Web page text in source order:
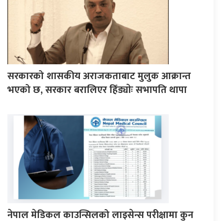
सरकारको शासकीय अराजकताबाट मुलुक आक्रान्त
भएको छ, सरकार बरालिएर हिँड्याेः सभापति थापा
नेपाल मेडिकल काउन्सिलको लाइसेन्स परीक्षामा कुन